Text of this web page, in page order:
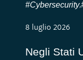
#Cybersecurity,
8 luglio 2026
Negli Stati